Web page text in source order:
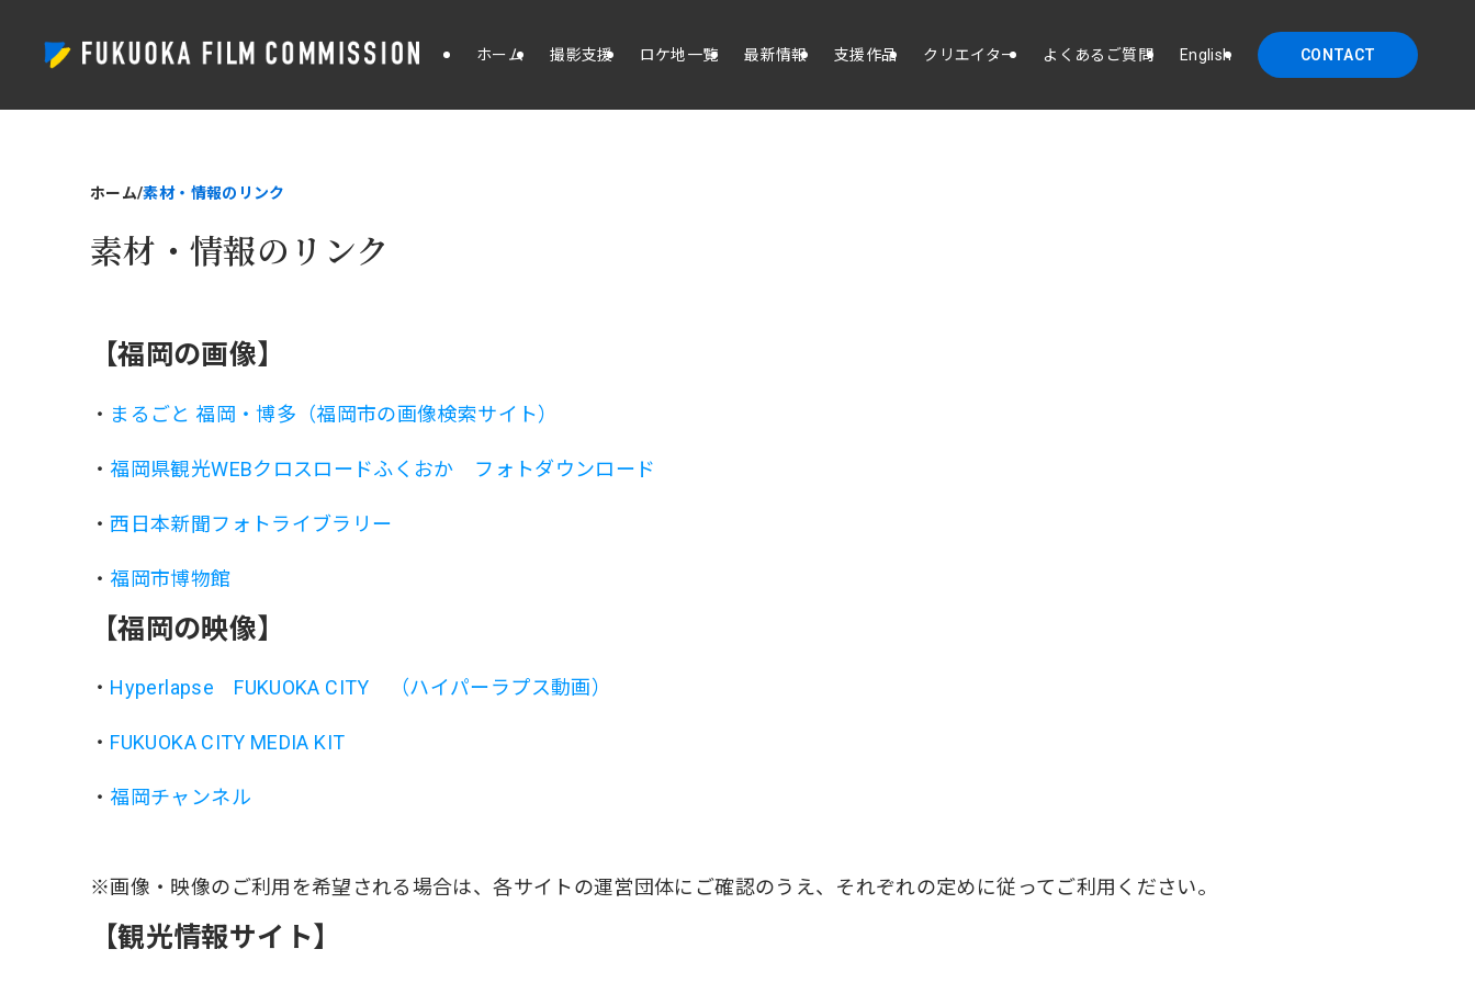
ホーム 撮影支援 ロケ地一覧 最新情報 支援作品 クリエイター よくあるご質問 English CONTACT
ホーム 素材・情報のリンク
素材・情報のリンク
【福岡の画像】
・ まるごと 福岡・博多（福岡市の画像検索サイト）
・ 福岡県観光WEBクロスロードふくおか フォトダウンロード
・西日本新聞フォトライブラリー
・ 福岡市博物館
【福岡の映像】
・ Hyperlapse FUKUOKA CITY （ハイパーラプス動画）
・ FUKUOKA CITY MEDIA KIT
・ 福岡チャンネル
※画像・映像のご利用を希望される場合は、各サイトの運営団体にご確認のうえ、それぞれの定めに従ってご利用ください。
【観光情報サイト】